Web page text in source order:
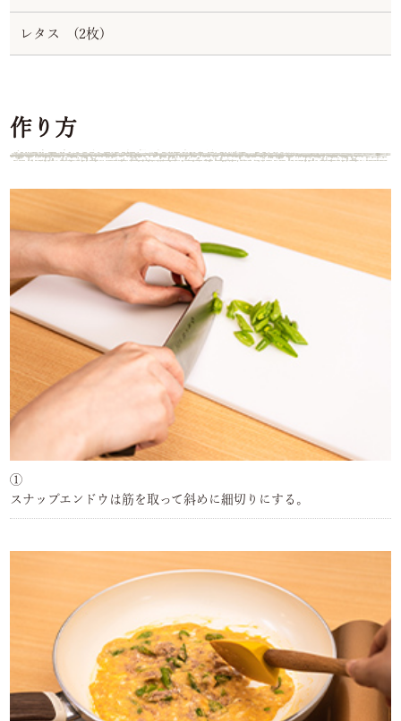
レタス (2枚)
作り方
①
スナップエンドウは筋を取って斜めに細切りにする。